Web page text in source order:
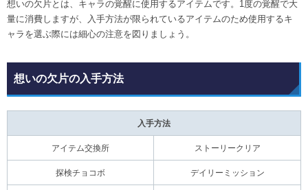
想いの欠片とは、キャラの覚醒に使用するアイテムです。1度の覚醒で大
量に消費しますが、入手方法が限られているアイテムのため使用するキ
ャラを選ぶ際には細心の注意を図りましょう。
想いの欠片の入手方法
入手方法
アイテム交換所 ストーリークリア
探検チョコボ デイリーミッション